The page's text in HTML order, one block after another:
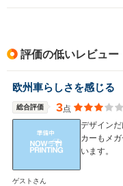
評価の低いレビュー
欧州車らしさを感じる
総合評価 3点
デザイン
カーもメ
います。
ゲストさん